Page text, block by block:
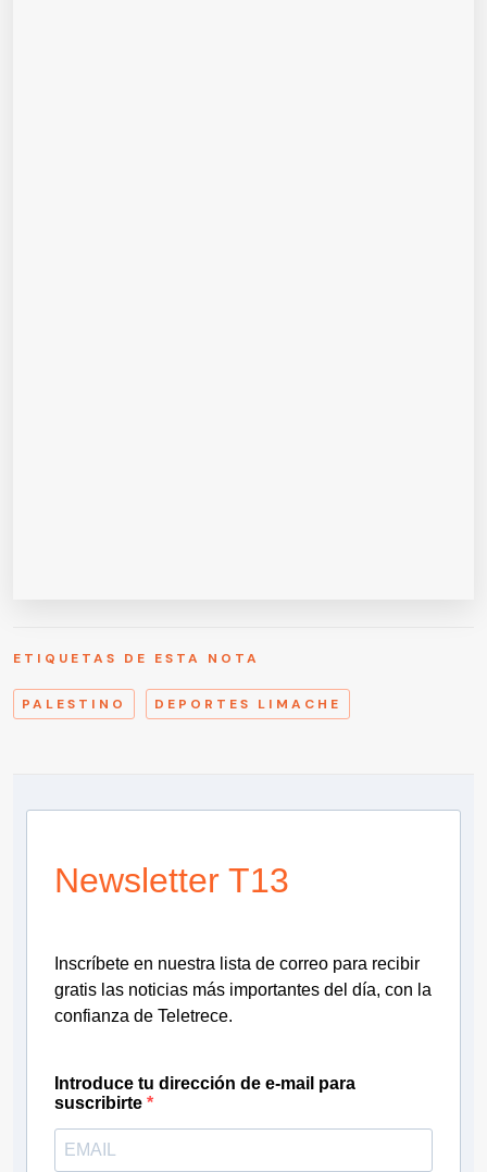
ETIQUETAS DE ESTA NOTA
PALESTINO DEPORTES LIMACHE
Newsletter T13
Inscríbete en nuestra lista de correo para recibir
gratis las noticias más importantes del día, con la
confianza de Teletrece.
Introduce tu dirección de e-mail para
suscribirte